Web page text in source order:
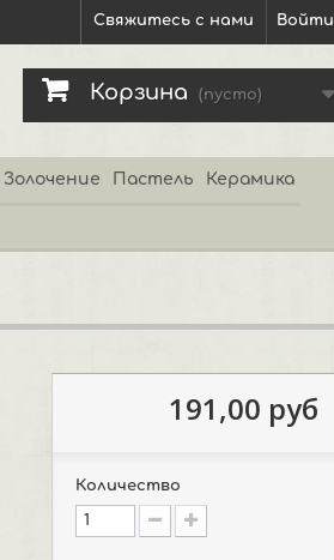
Войти
Свяжитесь с нами
Корзина (пусто)
Золочение Пастель Керамика
191,00 руб
Количество